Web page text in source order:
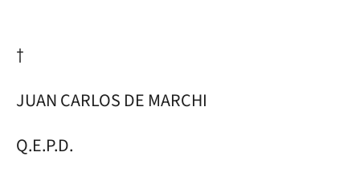
†
JUAN CARLOS DE MARCHI
Q.E.P.D.